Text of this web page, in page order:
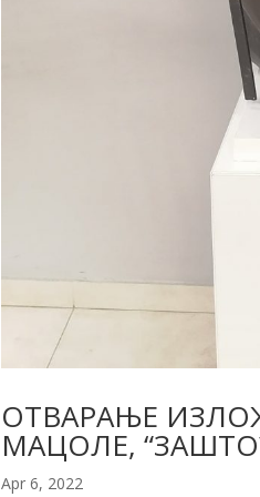
ОТВАРАЊЕ
МАЦОЛЕ,
Apr 6, 2022